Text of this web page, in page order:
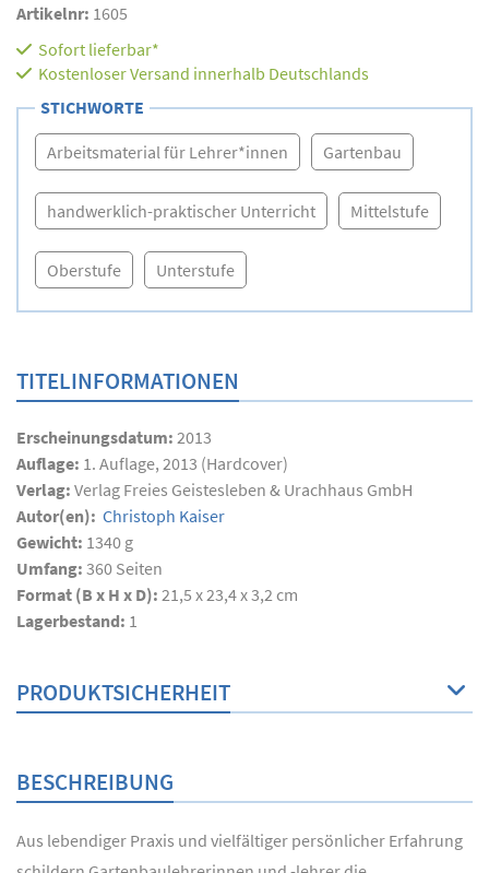
Artikelnr: 1605
Sofort lieferbar*
Kostenloser Versand innerhalb Deutschlands
STICHWORTE
Arbeitsmaterial für Lehrer*innen Gartenbau
handwerklich-praktischer Unterricht Mittelstufe
Oberstufe Unterstufe
TITELINFORMATIONEN
Erscheinungsdatum: 2013
Auflage: 1. Auflage, 2013 (Hardcover)
Verlag: Verlag Freies Geistesleben & Urachhaus GmbH
Autor(en): Christoph Kaiser
Gewicht: 1340 g
Umfang: 360 Seiten
Format (B x H x D): 21,5 x 23,4 x 3,2 cm
Lagerbestand: 1
PRODUKTSICHERHEIT
BESCHREIBUNG
Aus lebendiger Praxis und vielfältiger persönlicher Erfahrung